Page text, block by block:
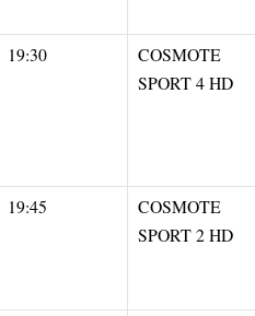
19:30
COSMOTE
SPORT 4 HD
19:45
COSMOTE
SPORT 2 HD